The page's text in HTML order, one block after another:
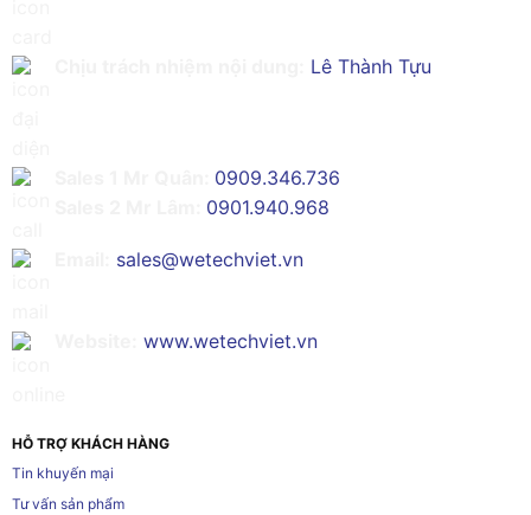
Lê Thành Tựu
0909.346.736
0901.940.968
sales@wetechviet.vn
www.wetechviet.vn
HỖ TRỢ KHÁCH HÀNG
Tin khuyến mại
Tư vấn sản phẩm